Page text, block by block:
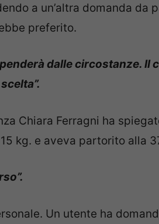
a un’altra domanda da
preferito.
dalle circostanze. Il
Chiara Ferragni ha
kg. e aveva partorito alla
Un utente ha